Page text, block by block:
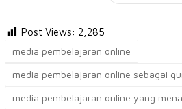
Post Views: 2,285
media pembelajaran online
media pembelajaran online sebagai
media pembelajaran online yang